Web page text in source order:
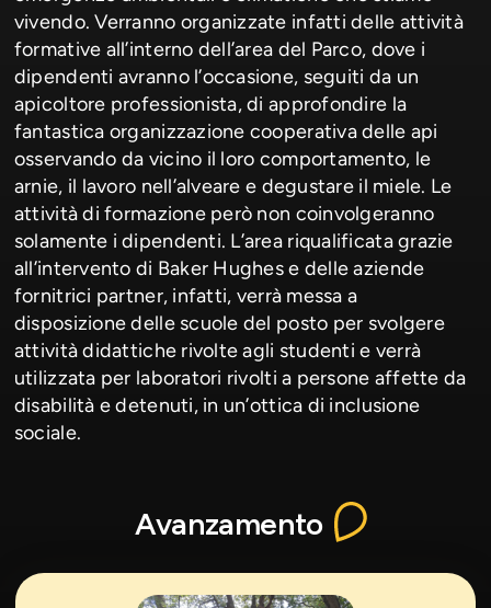
vivendo. Verranno organizzate infatti delle attività
formative all’interno dell’area del Parco, dove i
dipendenti avranno l’occasione, seguiti da un
apicoltore professionista, di approfondire la
fantastica organizzazione cooperativa delle api
osservando da vicino il loro comportamento, le
arnie, il lavoro nell’alveare e degustare il miele. Le
attività di formazione però non coinvolgeranno
solamente i dipendenti. L’area riqualificata grazie
all’intervento di Baker Hughes e delle aziende
fornitrici partner, infatti, verrà messa a
disposizione delle scuole del posto per svolgere
attività didattiche rivolte agli studenti e verrà
utilizzata per laboratori rivolti a persone affette da
disabilità e detenuti, in un’ottica di inclusione
sociale.
Avanzamento